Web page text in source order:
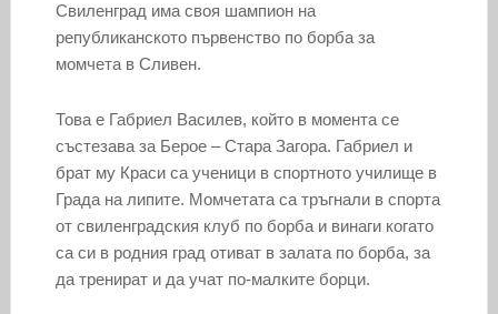
Свиленград има своя шампион на
републиканското първенство по борба за
момчета в Сливен.
Това е Габриел Василев, който в момента се
състезава за Берое – Стара Загора. Габриел и
брат му Краси са ученици в спортното училище в
Града на липите. Момчетата са тръгнали в спорта
от свиленградския клуб по борба и винаги когато
са си в родния град отиват в залата по борба, за
да тренират и да учат по-малките борци.